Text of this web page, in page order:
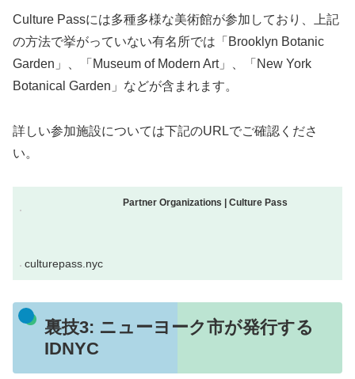
Culture Passには多種多様な美術館が参加しており、上記
の方法で挙がっていない有名所では「Brooklyn Botanic
Garden」、「Museum of Modern Art」、「New York
Botanical Garden」などが含まれます。
詳しい参加施設については下記のURLでご確認くださ
い。
Partner Organizations | Culture Pass
culturepass.nyc
裏技3: ニューヨーク市が発行する
IDNYC